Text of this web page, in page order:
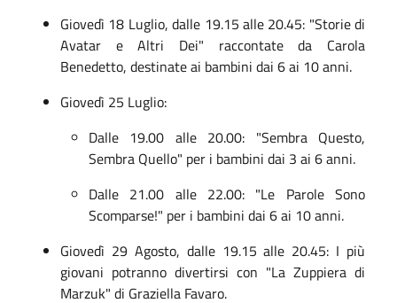
Giovedì 18 Luglio, dalle 19.15 alle 20.45: "Storie di
Avatar e Altri Dei" raccontate da Carola
Benedetto, destinate ai bambini dai 6 ai 10 anni.
Giovedì 25 Luglio:
Dalle 19.00 alle 20.00: "Sembra Questo,
Sembra Quello" per i bambini dai 3 ai 6 anni.
Dalle 21.00 alle 22.00: "Le Parole Sono
Scomparse!" per i bambini dai 6 ai 10 anni.
Giovedì 29 Agosto, dalle 19.15 alle 20.45: I più
giovani potranno divertirsi con "La Zuppiera di
Marzuk" di Graziella Favaro.